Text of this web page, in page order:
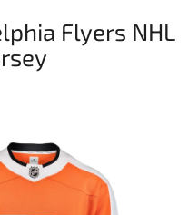
Flyers NHL